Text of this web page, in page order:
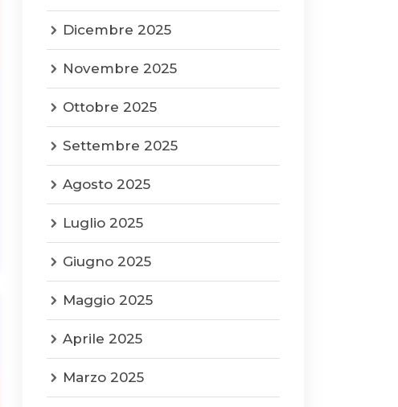
Dicembre 2025
Novembre 2025
Ottobre 2025
Settembre 2025
Agosto 2025
Luglio 2025
Giugno 2025
Maggio 2025
Aprile 2025
Marzo 2025